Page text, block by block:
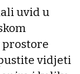
uvid u
prostore
vidjeti